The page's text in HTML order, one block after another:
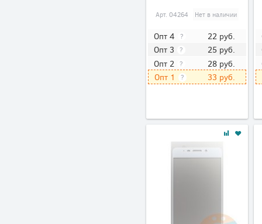
Арт. 04264 Нет в наличии
Опт 4 ? 22 руб.
Опт 3 ? 25 руб.
Опт 2 ? 28 руб.
Опт 1 ? 33 руб.